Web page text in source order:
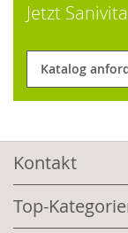
Jetzt
Katalog
Kontakt
Top-